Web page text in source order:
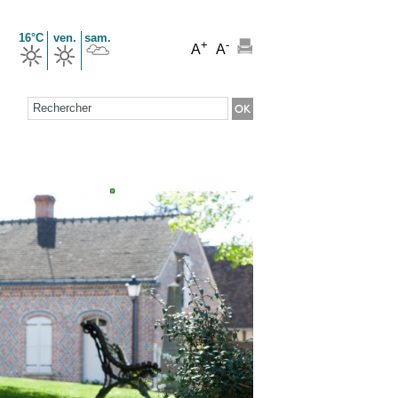
16°C ven. sam.
A+ A-
Formulaire de recherche